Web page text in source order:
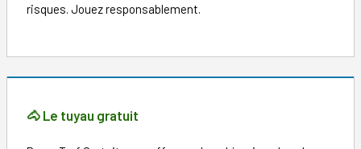
risques. Jouez responsablement.
🐴 Le tuyau gratuit